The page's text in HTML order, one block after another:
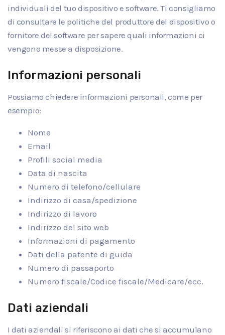
individuali del tuo dispositivo e software. Ti consigliamo
di consultare le politiche del produttore del dispositivo o
fornitore del software per sapere quali informazioni ci
vengono messe a disposizione.
Informazioni personali
Possiamo chiedere informazioni personali, come per
esempio:
Nome
Email
Profili social media
Data di nascita
Numero di telefono/cellulare
Indirizzo di casa/spedizione
Indirizzo di lavoro
Indirizzo del sito web
Informazioni di pagamento
Dati della patente di guida
Numero di passaporto
Numero fiscale/Codice fiscale/Medicare/ecc.
Dati aziendali
I dati aziendali si riferiscono ai dati che si accumulano